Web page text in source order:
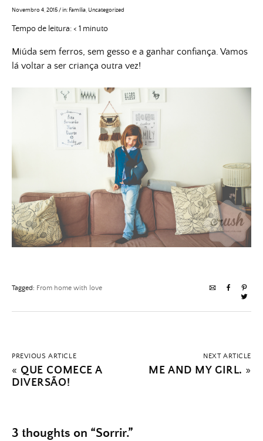
Novembro 4, 2015/in: Família Uncategorized
Tempo de leitura:< 1 minuto
Miúda sem ferros, sem gesso e a ganhar confiança. Vamos
lá voltar a ser criança outra vez!
Tagged: From home with love
PREVIOUS ARTICLE
« QUE COMECE A
DIVERSÃO!
NEXT ARTICLE
ME AND MY GIRL. »
3 thoughts on “Sorrir.”